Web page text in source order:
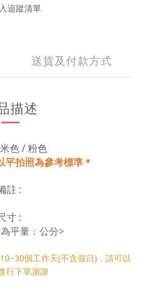
追蹤清單
送貨及付款方式
描述
色 / 粉色
平拍照為參考標準＊
註 :
寸 :
平量：公分>
~30個工作天(不含假日)，請可以
行下單謝謝